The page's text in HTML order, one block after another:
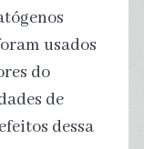
usados
do
de
dessa